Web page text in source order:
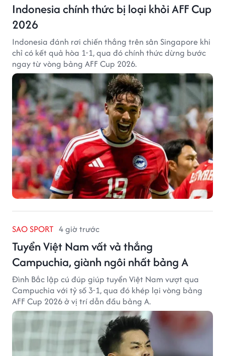
Indonesia chính thức bị loại khỏi AFF Cup
2026
Indonesia đánh rơi chiến thắng trên sân Singapore khi
chỉ có kết quả hòa 1-1, qua đó chính thức dừng bước
ngay từ vòng bảng AFF Cup 2026.
SAO SPORT 4 giờ trước
Tuyển Việt Nam vất vả thắng
Campuchia, giành ngôi nhất bảng A
Đình Bắc lập cú đúp giúp tuyển Việt Nam vượt qua
Campuchia với tỷ số 3-1, qua đó khép lại vòng bảng
AFF Cup 2026 ở vị trí dẫn đầu bảng A.